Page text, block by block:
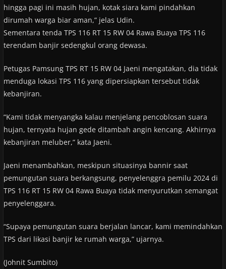
hingga pagi ini masih hujan, kotak siara kami pindahkan
dirumah warga biar aman,” jelas Udin.
Sementara tenda TPS 116 RT 15 RW 04 Rawa Buaya TPS 116
terendam banjir sedengkul orang dewasa.
Petugas Pamsung TPS RT 15 RW 04 Jaeni mengatakan, dia tidak
menduga lokasi TPS 116 yang dipersiapkan tersebut tidak
kebanjiran.
“Kami tidak menyangka kalau menjelang pencoblosan suara
hujan, ternyata hujan gede ditambah angin kencang. Akhirnya
kebanjiran meluber,” kata Jaeni.
Jaeni menambahkan, meskipun situasinya bannir saat
pemungutan suara berkangsung, penyelenggra pemilu 2024 di
TPS 116 RT 15 RW 04 Rawa Buaya tidak menyurutkan semangat
penyelenggara.
“Supaya pemungutan suara berjalan lancar, kami memindahkan
TPS dari likasi banjir ke rumah warga,” ujarnya.
(Johnit Sumbito)